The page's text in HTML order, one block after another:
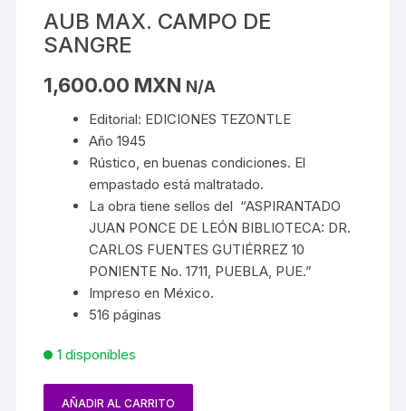
AUB MAX. CAMPO DE
SANGRE
1,600.00 MXN N/A
Editorial: EDICIONES TEZONTLE
Año 1945
Rústico, en buenas condiciones. El
empastado está maltratado.
La obra tiene sellos del “ASPIRANTADO
JUAN PONCE DE LEÓN BIBLIOTECA: DR.
CARLOS FUENTES GUTIÉRREZ 10
PONIENTE No. 1711, PUEBLA, PUE.”
Impreso en México.
516 páginas
1 disponibles
AÑADIR AL CARRITO